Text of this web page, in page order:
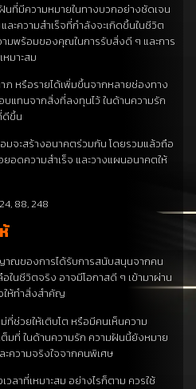
นที่มีความหมายในทางบวกอย่างชัดเจน
ะความสำเร็จที่กำลังจะเกิดขึ้นในชีวิต
มพร้อมของคุณในการรับสิ่งดี ๆ และการ
มาะสม
ภ หรือรายได้เพิ่มขึ้นจากหลายช่องทาง
แทนจากสิ่งที่ลงทุนไว้ ในด้านความรัก
ดีขึ้น
มจะสร้างอนาคตร่วมกัน โดยรวมแล้วถือ
อดความสำเร็จ และวางแผนอนาคตให้
88, 248
ณของการได้รับการสนับสนุนจากคน
นชีวิตจริง อาจมีโอกาสดี ๆ เข้ามาผ่าน
ให้ทำสิ่งสำคัญ
ที่ช่วยให้เติบโต หรือมีคนเห็นความ
มที่ ในด้านความรัก ความฝันนี้ยังหมาย
ะความจริงใจจากคนพิเศษ
ลาที่เหมาะสม อย่างไรก็ตาม ควรใช้